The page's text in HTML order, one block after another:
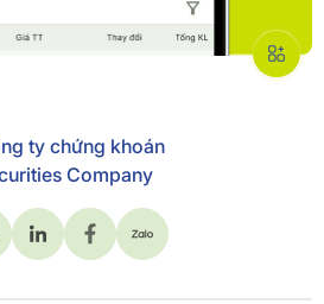
ty chứng khoán
Company